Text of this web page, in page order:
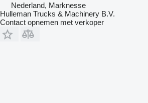
Nederland, Marknesse
Hulleman Trucks & Machinery B.V.
Contact opnemen met verkoper